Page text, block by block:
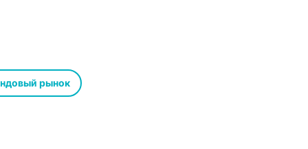
которые несли
на свете сотрудники
был сломать эту систему!
смогли увидеть то, чего не
как детектив,
рынок